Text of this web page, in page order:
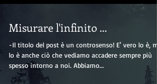
Misurare l'infinito ...
-Il titolo del post è un controsenso! E' vero lo è,
lo è anche ciò che vediamo accadere sempre più